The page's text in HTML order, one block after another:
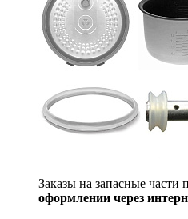
Заказы на запасные части
оформлении через